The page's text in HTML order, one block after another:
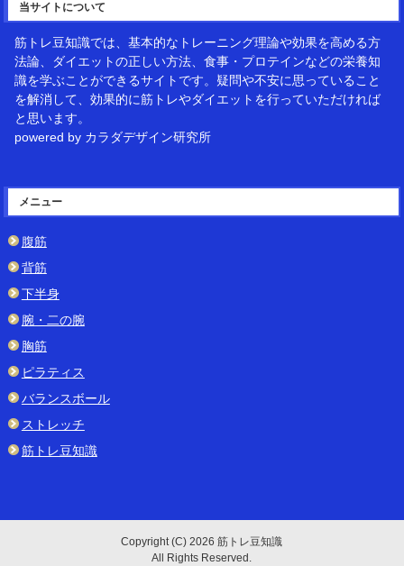
当サイトについて
筋トレ豆知識では、基本的なトレーニング理論や効果を高める方
法論、ダイエットの正しい方法、食事・プロテインなどの栄養知
識を学ぶことができるサイトです。疑問や不安に思っていること
を解消して、効果的に筋トレやダイエットを行っていただければ
と思います。
powered by カラダデザイン研究所
メニュー
腹筋
背筋
下半身
腕・二の腕
胸筋
ピラティス
バランスボール
ストレッチ
筋トレ豆知識
Copyright (C) 2026 筋トレ豆知識
All Rights Reserved.